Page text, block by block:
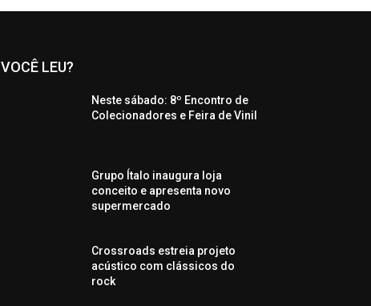
VOCÊ LEU?
Neste sábado: 8º Encontro de
Colecionadores e Feira de Vinil
Grupo Ítalo inaugura loja
conceito e apresenta novo
supermercado
Crossroads estreia projeto
acústico com clássicos do
rock